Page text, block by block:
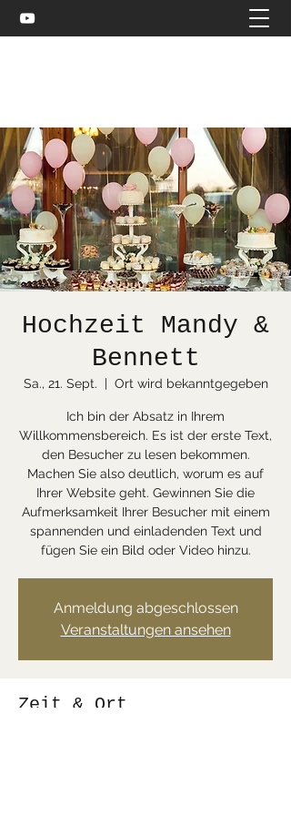
Hochzeit Mandy &
Bennett
Sa., 21. Sept.
  |
Ort wird bekanntgegeben
Ich bin der Absatz in Ihrem
Willkommensbereich. Es ist der erste Text,
den Besucher zu lesen bekommen.
Machen Sie also deutlich, worum es auf
Ihrer Website geht. Gewinnen Sie die
Aufmerksamkeit Ihrer Besucher mit einem
spannenden und einladenden Text und
fügen Sie ein Bild oder Video hinzu.
Anmeldung abgeschlossen
Veranstaltungen ansehen
Zeit & Ort